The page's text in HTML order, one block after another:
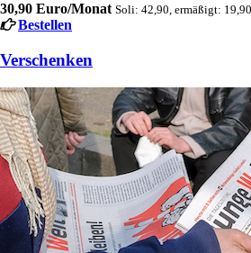
30,90 Euro/Monat Soli: 42,90, ermäßigt: 19,90
Bestellen
Verschenken